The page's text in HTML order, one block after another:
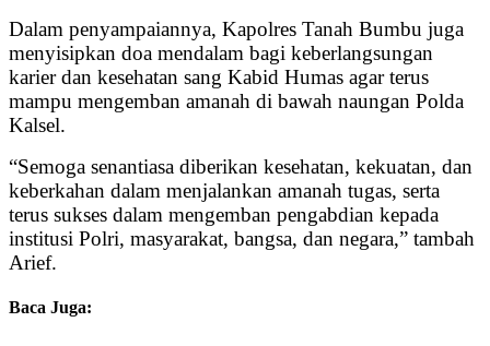
Dalam penyampaiannya, Kapolres Tanah Bumbu juga
menyisipkan doa mendalam bagi keberlangsungan
karier dan kesehatan sang Kabid Humas agar terus
mampu mengemban amanah di bawah naungan Polda
Kalsel.
“Semoga senantiasa diberikan kesehatan, kekuatan, dan
keberkahan dalam menjalankan amanah tugas, serta
terus sukses dalam mengemban pengabdian kepada
institusi Polri, masyarakat, bangsa, dan negara,” tambah
Arief.
Baca Juga: